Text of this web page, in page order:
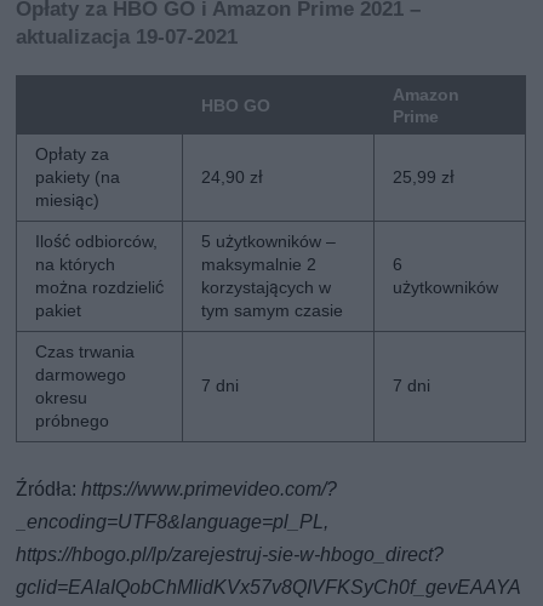
Opłaty za HBO GO i Amazon Prime 2021 –
aktualizacja 19-07-2021
HBO GO
Amazon
Prime
Opłaty za
pakiety (na
miesiąc)
24,90 zł 25,99 zł
Ilość odbiorców,
na których
można rozdzielić
pakiet
5 użytkowników –
maksymalnie 2
korzystających w
tym samym czasie
6
użytkowników
Czas trwania
darmowego
okresu
próbnego
7 dni 7 dni
Źródła:https://www.primevideo.com/?
_encoding=UTF8&language=pl_PL,
https://hbogo.pl/lp/zarejestruj-sie-w-hbogo_direct?
gclid=EAIaIQobChMIidKVx57v8QIVFKSyCh0f_gevEAAYA